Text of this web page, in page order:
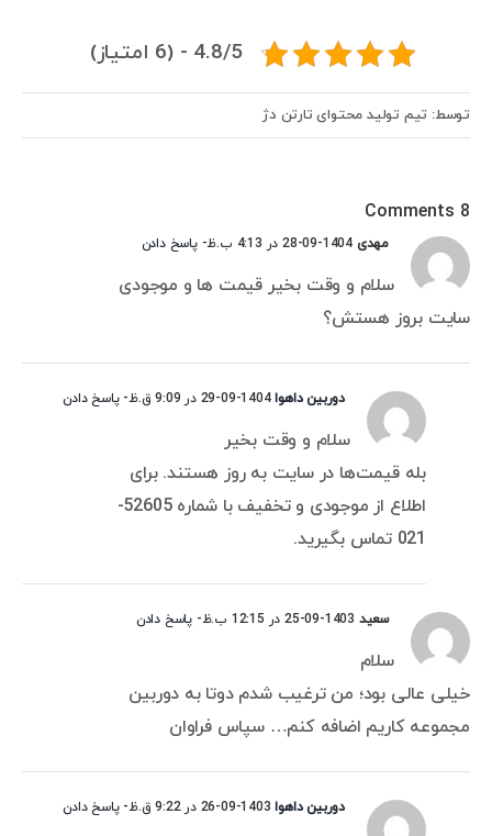
4.8/5 - (6 امتیاز)
توسط: تیم تولید محتوای تارتن دژ
8 Comments
مهدی 1404-09-28 در 4:13 ب.ظ - پاسخ دادن
سلام و وقت بخیر قیمت ها و موجودی
سایت بروز هستش؟
دوربین داهوا1404-09-29 در 9:09 ق.ظ - پاسخ دادن
سلام و وقت بخیر
بله قیمت‌ها در سایت به روز هستند. برای
اطلاع از موجودی و تخفیف با شماره 52605-
021 تماس بگیرید.
سعید - پاسخ دادن
سلام
خیلی عالی بود؛ من ترغیب شدم دوتا به دوربین
مجموعه کاریم اضافه کنم… سپاس فراوان
دوربین داهوا1403-09-26 در 9:22 ق.ظ - پاسخ دادن